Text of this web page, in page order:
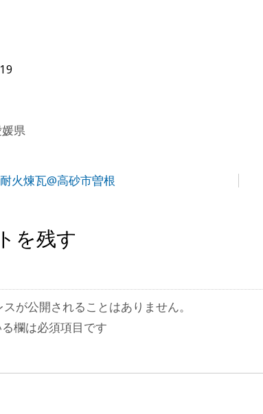
県
火煉瓦@高砂市曽根
を残す
が公開されることはありません。
欄は必須項目です